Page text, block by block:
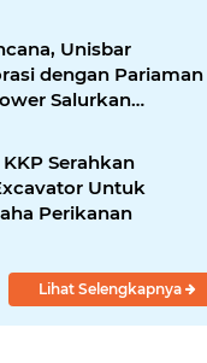
Unisbar
dengan Pariaman
Salurkan
Korban Banjir di
Serahkan
Untuk
Perikanan
Lihat Selengkapnya